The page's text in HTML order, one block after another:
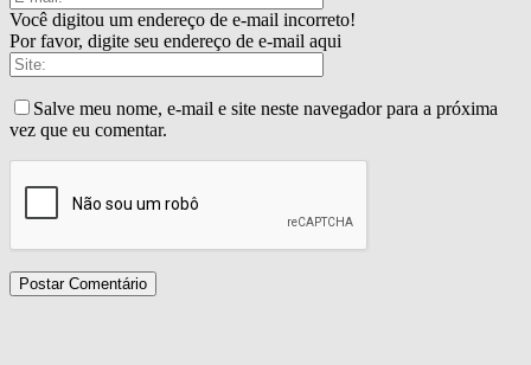
Você digitou um endereço de e-mail incorreto!
Por favor, digite seu endereço de e-mail aqui
Salve meu nome, e-mail e site neste navegador para a próxima
vez que eu comentar.